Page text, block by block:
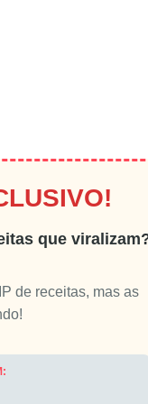
que
de receitas, mas as